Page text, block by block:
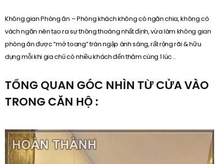
Không gian Phòng ăn – Phòng khách không có ngăn chia, không có
vách ngăn nên tạo ra sự thông thoáng nhất định, vừa làm không gian
phòng ăn được “mở toang” tràn ngập ánh sáng, rất rộng rãi & hữu
dụng mỗi khi gia chủ có nhiều khách đến thăm cùng 1 lúc…
TỔNG QUAN GÓC NHÌN TỪ CỬA VÀO
TRONG CĂN HỘ :